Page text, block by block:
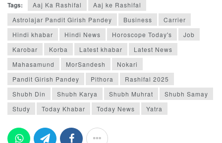
Tags: Aaj Ka Rashifal
Aaj ke Rashifal
Astrolajar Pandit Girish Pandey
Business
Carrier
Hindi khabar
Hindi News Horoscope Today's
Job
Karobar
Korba Latest khabar
Latest News
Mahasamund
MorSandesh
Nokari
Pandit Girish Pandey
Pithora
Rashifal 2025
Shubh Din
Shubh Karya Shubh Muhrat
Shubh Samay
Study
Today Khabar Today News Yatra